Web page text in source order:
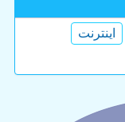
اینترنت